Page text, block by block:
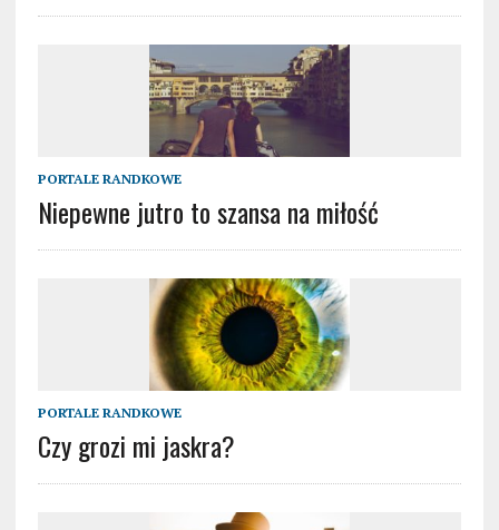
PORTALE RANDKOWE
Niepewne jutro to szansa na miłość
PORTALE RANDKOWE
Czy grozi mi jaskra?